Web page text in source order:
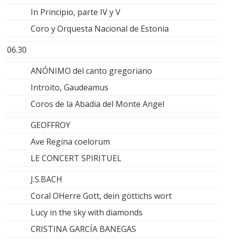
In Principio, parte IV y V
Coro y Orquesta Nacional de Estonia
06.30
ANÓNIMO del canto gregoriano
Introito, Gaudeamus
Coros de la Abadia del Monte Angel
GEOFFROY
Ave Regina coelorum
LE CONCERT SPIRITUEL
J.S.BACH
Coral OHerre Gott, dein göttichs wort
Lucy in the sky with diamonds
CRISTINA GARCÍA BANEGAS